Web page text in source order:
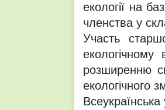
екології на
членства у
Участь
розширенню
екологічного